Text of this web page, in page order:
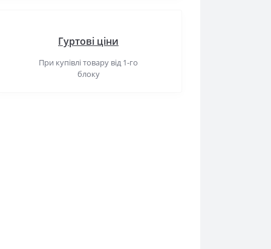
Гуртові ціни
При купівлі товару від 1-го
блоку